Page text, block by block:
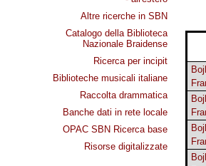
Altre ricerche in SBN
Catalogo della Biblioteca
Nazionale Braidense
Ricerca per incipit
Biblioteche musicali italiane
Raccolta drammatica
Banche dati in rete locale
OPAC SBN Ricerca base
Risorse digitalizzate